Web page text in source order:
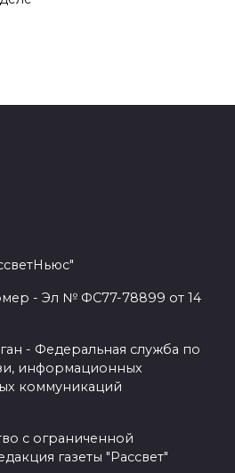
- Эл № ФС77-78899 от 14
- Федеральная служба по
информационных
коммуникаций
с ограниченной
газеты "Рассвет"